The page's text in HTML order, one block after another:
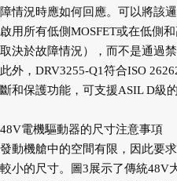
障情況時應如何回應。可以將該
啟用所有低側MOSFET或在低側
取決於故障情況），而不是通過
此外，DRV3255-Q1符合ISO
斷和保護功能，可支援ASIL D級
48V電機驅動器的尺寸注意事項
發動機艙中的空間有限，因此要
較小的尺寸。圖3展示了傳統48V